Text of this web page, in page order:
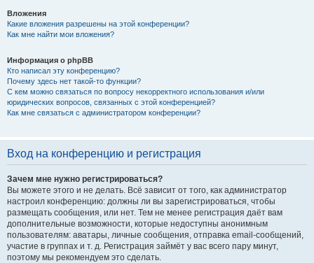
Вложения
Какие вложения разрешены на этой конференции?
Как мне найти мои вложения?
Информация о phpBB
Кто написал эту конференцию?
Почему здесь нет такой-то функции?
С кем можно связаться по вопросу некорректного использования и/или
юридических вопросов, связанных с этой конференцией?
Как мне связаться с администратором конференции?
Вход на конференцию и регистрация
Зачем мне нужно регистрироваться?
Вы можете этого и не делать. Всё зависит от того, как администратор
настроил конференцию: должны ли вы зарегистрироваться, чтобы
размещать сообщения, или нет. Тем не менее регистрация даёт вам
дополнительные возможности, которые недоступны анонимным
пользователям: аватары, личные сообщения, отправка email-сообщений,
участие в группах и т. д. Регистрация займёт у вас всего пару минут,
поэтому мы рекомендуем это сделать.